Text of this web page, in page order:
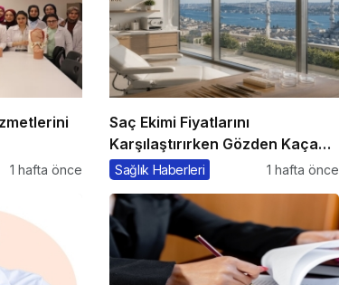
1 hafta önce
Saç Ekimi Fiyatlarını
Karşılaştırırken Gözden Kaçan
Maliyetler
Sağlık Haberleri 1 hafta önce